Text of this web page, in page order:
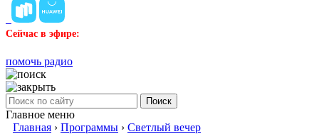
Сейчас в эфире:
помочь радио
Поиск
Главное меню
Главная › Программы › Светлый вечер